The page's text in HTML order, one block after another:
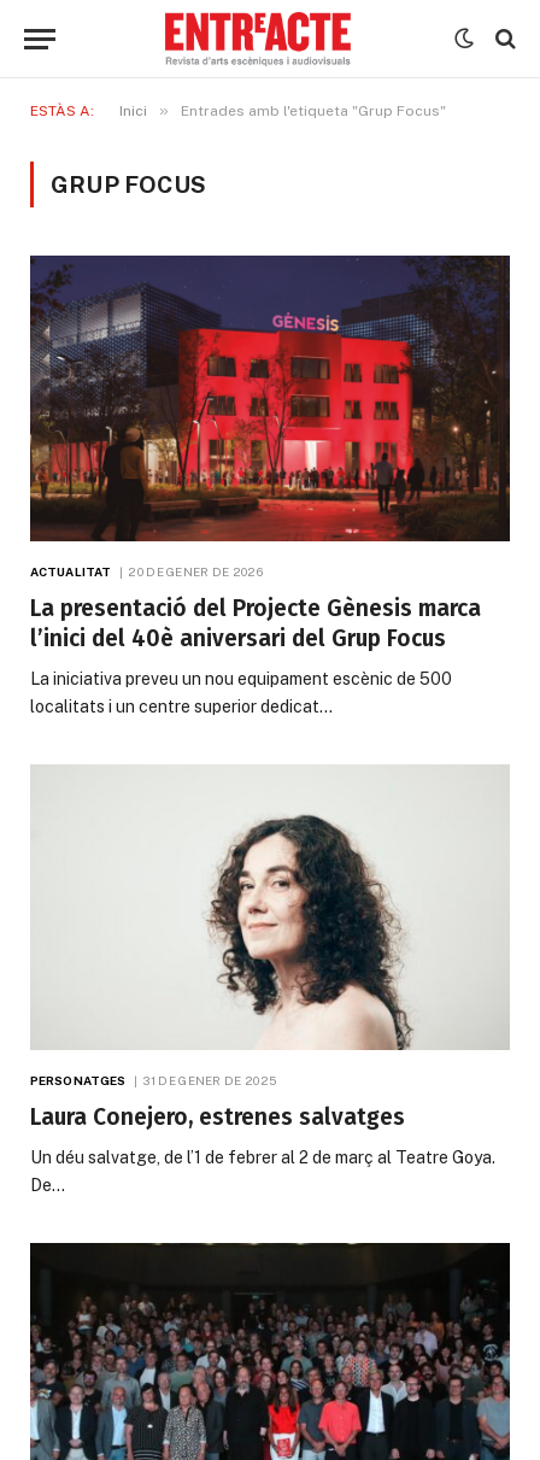
ESTÀS A: Inici » Entrades amb l'etiqueta "Grup Focus"
GRUP FOCUS
ACTUALITAT 20 DE GENER DE 2026
La presentació del Projecte Gènesis marca
l’inici del 40è aniversari del Grup Focus
La iniciativa preveu un nou equipament escènic de 500
localitats i un centre superior dedicat…
PERSONATGES 31 DE GENER DE 2025
Laura Conejero, estrenes salvatges
Un déu salvatge, de l’1 de febrer al 2 de març al Teatre Goya.
De…